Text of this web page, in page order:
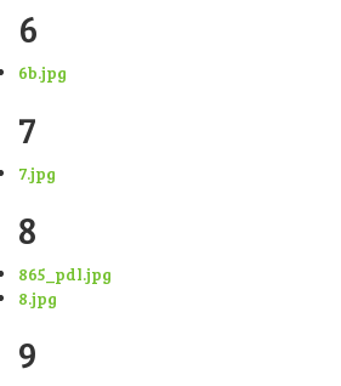
6
6b.jpg
7
7.jpg
8
865_pdl.jpg
8.jpg
9